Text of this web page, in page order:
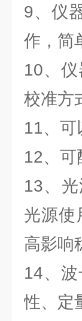
9、仪
作，简
10、
校准方
11、可
12、可
13、
光源使
高影响
14、
性、定